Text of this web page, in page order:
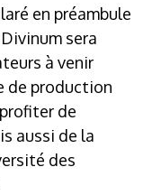
en préambule
sera
à venir
de production
de
aussi de la
des